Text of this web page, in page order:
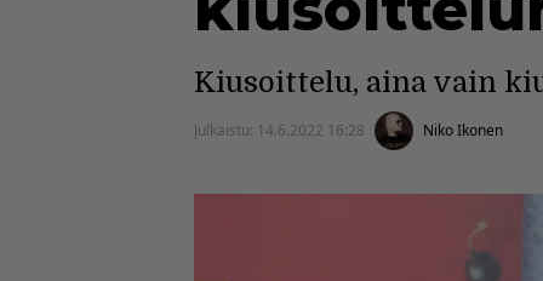
Kiusoittelu, aina vain
Julkaistu: 14.6.2022 16:28 Niko Ikonen